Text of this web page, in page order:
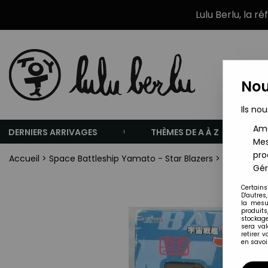
Lulu Berlu, la
DERNIERS ARRIVAGES THÈMES DE A À Z
Accueil > Space Battleship Yamato - Star Blazers > Space
Ils
la
sera
retirer
en